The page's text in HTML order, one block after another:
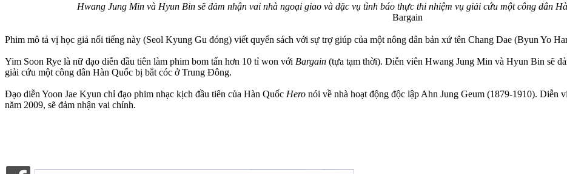
Hwang Jung Min và Hyun Bin sẽ đảm nhận vai nhà ngoại giao và đặc vụ tình báo thực thi nhiệm vụ giải cứu một công dân
Bargain
Phim mô tả vị học giả nổi tiếng này (Seol Kyung Gu đóng) viết quyển sách với sự trợ giúp của một nông dân bản xứ tên Chang Dae (Byun Yo
Yim Soon Rye là nữ đạo diễn đầu tiên làm phim bom tấn hơn 10 tỉ won với Bargain (tựa tạm thời). Diễn viên Hwang Jung Min và Hyun Bin sẽ
giải cứu một công dân Hàn Quốc bị bắt cóc ở Trung Đông.
Đạo diễn Yoon Jae Kyun chỉ đạo phim nhạc kịch đầu tiên của Hàn Quốc Hero nói về nhà hoạt động độc lập Ahn Jung Geum (1879-1910). Diễn
năm 2009, sẽ đảm nhận vai chính.